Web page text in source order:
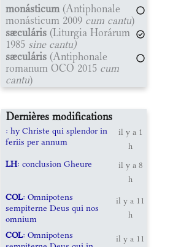
monásticum (Antiphonale
monásticum 2009 cum cantu)
sæculáris (Liturgia Horárum
1985 sine cantu)
sæculáris (Antiphonale
romanum OCO 2015 cum
cantu)
Dernières modifications
: hy Christe qui splendor in
feriis per annum
il y a 1
h
LH: conclusion Gheure
il y a 8
h
COL: Omnipotens
sempiterne Deus qui nos
omnium
il y a 11
h
COL: Omnipotens
il y a 11